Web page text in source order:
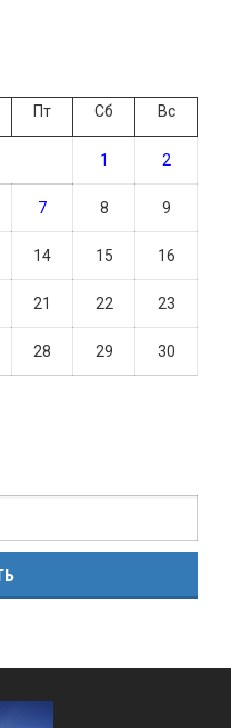
Пт Сб Вс
1 2
7 8 9
14 15 16
21 22 23
28 29 30